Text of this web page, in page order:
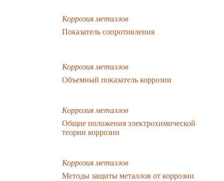
Коррозия металлов
Показатель сопротивления
Коррозия металлов
Объемный показатель коррозии
Коррозия металлов
Общие положения электрохимической
теории коррозии
Коррозия металлов
Методы защиты металлов от коррозии